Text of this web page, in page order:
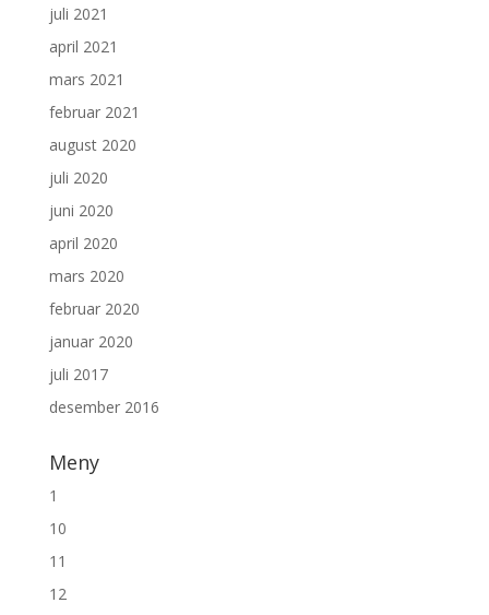
juli 2021
april 2021
mars 2021
februar 2021
august 2020
juli 2020
juni 2020
april 2020
mars 2020
februar 2020
januar 2020
juli 2017
desember 2016
Meny
1
10
11
12